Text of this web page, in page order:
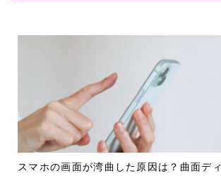
スマホの画面が湾曲した原因は？曲面デ